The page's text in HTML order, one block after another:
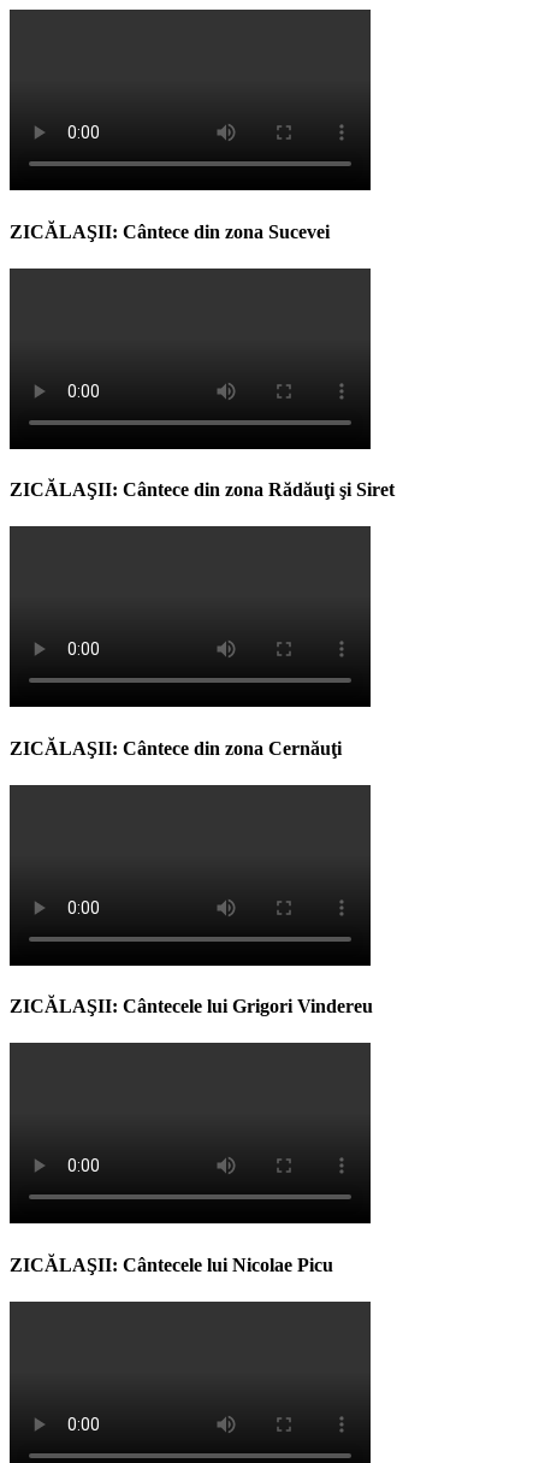
ZICĂLAŞII: Cântece din zona Sucevei
ZICĂLAŞII: Cântece din zona Rădăuţi şi Siret
ZICĂLAŞII: Cântece din zona Cernăuţi
ZICĂLAŞII: Cântecele lui Grigori Vindereu
ZICĂLAŞII: Cântecele lui Nicolae Picu